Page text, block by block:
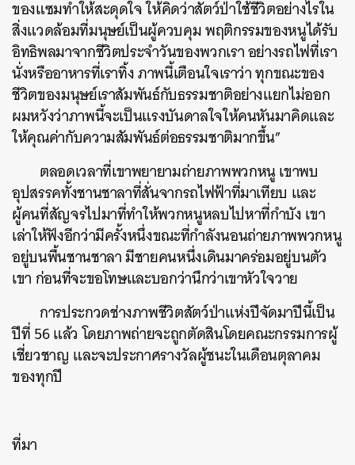
ของแซมทำให้สะดุดใจ ให้คิดว่าสัตว์ป่าใช้ชีวิตอย่างไรใน
สิ่งแวดล้อมที่มนุษย์เป็นผู้ควบคุม พฤติกรรมของหนูได้รับ
อิทธิพลมาจากชีวิตประจำวันของพวกเรา อย่างรถไฟที่เรา
นั่งหรืออาหารที่เราทิ้ง ภาพนี้เตือนใจเราว่า ทุกขณะของ
ชีวิตของมนุษย์เราสัมพันธ์กับธรรมชาติอย่างแยกไม่ออก
ผมหวังว่าภาพนี้จะเป็นแรงบันดาลใจให้คนหันมาคิดและ
ให้คุณค่ากับความสัมพันธ์ต่อธรรมชาติมากขึ้น”
ตลอดเวลาที่เขาพยายามถ่ายภาพพวกหนู เขาพบ
อุปสรรคทั้งชานชาลาที่สั่นจากรถไฟฟ้าที่มาเทียบ และ
ผู้คนที่สัญจรไปมาที่ทำให้พวกหนูหลบไปหาที่กำบัง เขา
เล่าให้ฟังอีกว่ามีครั้งหนึ่งขณะที่กำลังนอนถ่ายภาพพวกหนู
อยู่บนพื้นชานชาลา มีชายคนหนึ่งเดินมาคร่อมอยู่บนตัว
เขา ก่อนที่จะขอโทษและบอกว่านึกว่าเขาหัวใจวาย
การประกวดช่างภาพชีวิตสัตว์ป่าแห่งปีจัดมาปีนี้เป็น
ปีที่ 56 แล้ว โดยภาพถ่ายจะถูกตัดสินโดยคณะกรรมการผู้
เชี่ยวชาญ และจะประกาศรางวัลผู้ชนะในเดือนตุลาคม
ของทุกปี
ที่มา
ค้นหา
SHARE TWEET LINE EMAIL